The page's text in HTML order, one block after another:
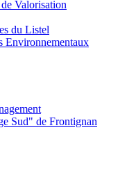
Valorisation
du Listel
Environnementaux
Sud" de Frontignan